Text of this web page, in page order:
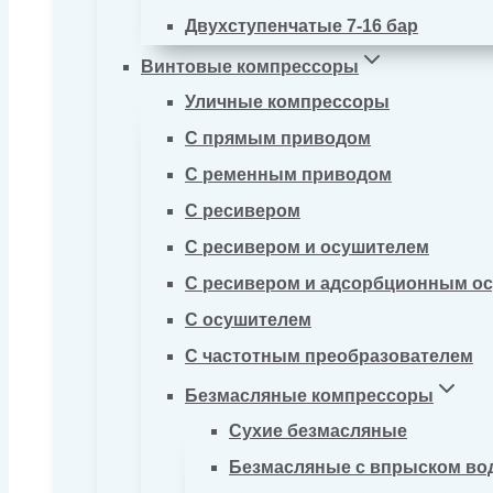
Двухступенчатые 7-16 бар
Винтовые компрессоры
Уличные компрессоры
С прямым приводом
С ременным приводом
С ресивером
С ресивером и осушителем
С ресивером и адсорбционным
С осушителем
С частотным преобразователем
Безмасляные компрессоры
Сухие безмасляные
Безмасляные с впрыском